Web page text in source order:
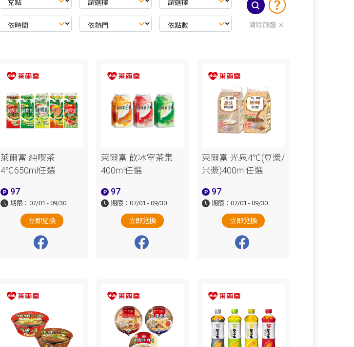
清除篩選
萊爾富 純喫茶
4℃650ml任選
97
期限：07/01 - 09/30
立即兌換
萊爾富 飲冰室茶集
400ml任選
97
期限：07/01 - 09/30
立即兌換
萊爾富 光泉4℃(豆漿/
米漿)400ml任選
97
期限：07/01 - 09/30
立即兌換